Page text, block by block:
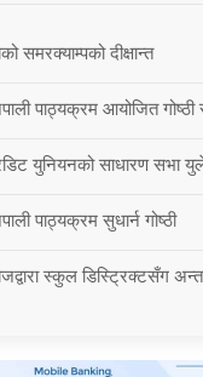
समरक्याम्पको दीक्षान्त
पाठ्यक्रम आयोजित गोष्ठी
युनियनको साधारण सभा
पाठ्यक्रम सुधार्न गोष्ठी
स्कुल डिस्ट्रिक्टसँग